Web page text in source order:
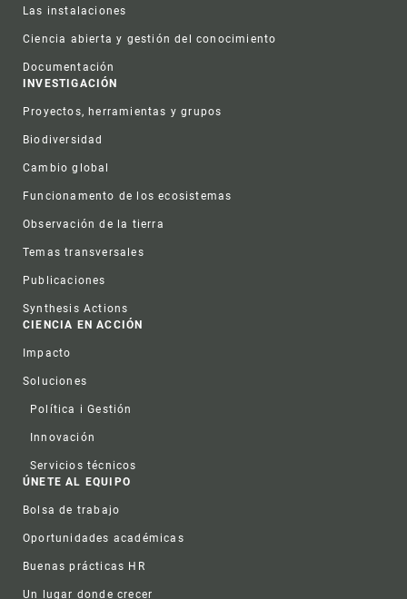
Las instalaciones
Ciencia abierta y gestión del conocimiento
Documentación
INVESTIGACIÓN
Proyectos, herramientas y grupos
Biodiversidad
Cambio global
Funcionamento de los ecosistemas
Observación de la tierra
Temas transversales
Publicaciones
Synthesis Actions
CIENCIA EN ACCIÓN
Impacto
Soluciones
Política i Gestión
Innovación
Servicios técnicos
ÚNETE AL EQUIPO
Bolsa de trabajo
Oportunidades académicas
Buenas prácticas HR
Un lugar donde crecer